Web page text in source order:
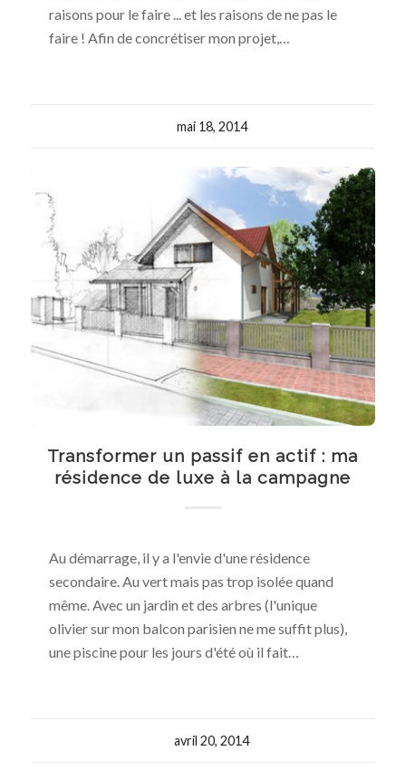
raisons pour le faire ... et les raisons de ne pas le
faire ! Afin de concrétiser mon projet,…
mai 18, 2014
Transformer un passif en actif : ma
résidence de luxe à la campagne
Au démarrage, il y a l'envie d'une résidence
secondaire. Au vert mais pas trop isolée quand
même. Avec un jardin et des arbres (l'unique
olivier sur mon balcon parisien ne me suffit plus),
une piscine pour les jours d'été où il fait…
avril 20, 2014